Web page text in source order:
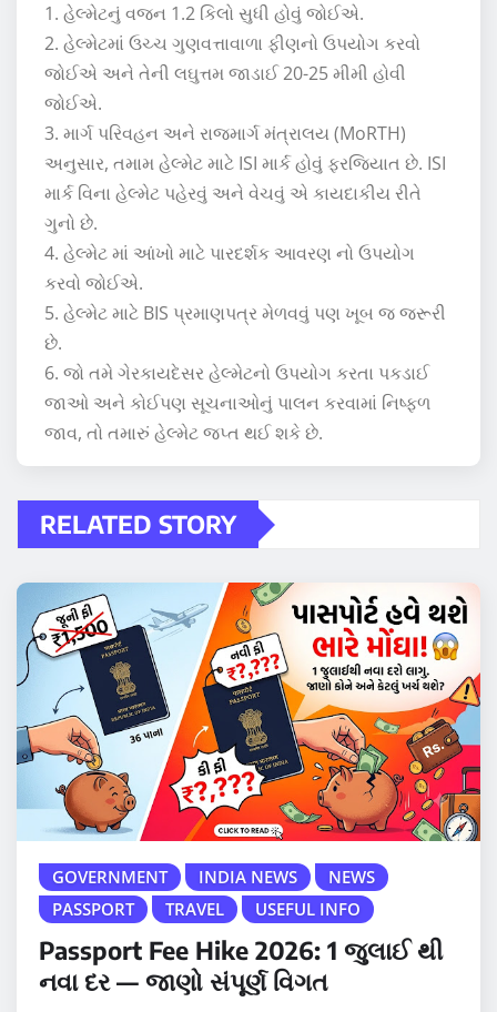
1. હેલ્મેટનું વજન 1.2 કિલો સુધી હોવું જોઈએ.
2. હેલ્મેટમાં ઉચ્ચ ગુણવત્તાવાળા ફીણનો ઉપયોગ કરવો
જોઈએ અને તેની લઘુત્તમ જાડાઈ 20-25 મીમી હોવી
જોઈએ.
3. માર્ગ પરિવહન અને રાજમાર્ગ મંત્રાલય (MoRTH)
અનુસાર, તમામ હેલ્મેટ માટે ISI માર્ક હોવું ફરજિયાત છે. ISI
માર્ક વિના હેલ્મેટ પહેરવું અને વેચવું એ કાયદાકીય રીતે
ગુનો છે.
4. હેલ્મેટ માં આંખો માટે પારદર્શક આવરણ નો ઉપયોગ
કરવો જોઈએ.
5. હેલ્મેટ માટે BIS પ્રમાણપત્ર મેળવવું પણ ખૂબ જ જરૂરી
છે.
6. જો તમે ગેરકાયદેસર હેલ્મેટનો ઉપયોગ કરતા પકડાઈ
જાઓ અને કોઈપણ સૂચનાઓનું પાલન કરવામાં નિષ્ફળ
જાવ, તો તમારું હેલ્મેટ જપ્ત થઈ શકે છે.
RELATED STORY
GOVERNMENT INDIA NEWS
NEWS
PASSPORT
TRAVEL USEFUL INFO
Passport Fee Hike 2026: 1 જુલાઈ થી
નવા દર — જાણો સંપૂર્ણ વિગત